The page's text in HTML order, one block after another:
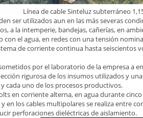
Línea de cable Sinteluz subterráneo
ser utilizados aun en las más severas
a la intemperie, bandejas, cañerías, en
con el agua, en redes con una tensión
de corriente continua hasta seiscientos
por el laboratorio de la empresa a
rigurosa de los insumos utilizados y
cada uno de los procesos productivos.
en corriente alterna, en agua durante
en los cables multipolares se realiza entre
perforaciones dieléctricas de aislamiento.